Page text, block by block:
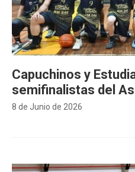
8 de Junio de 2026
Capuchinos y
semifinalistas del